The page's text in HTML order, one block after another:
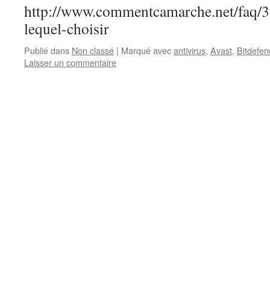
http://www.commentcamarche.net/
lequel-choisir
Publié dans Non classé | Marqué avecantivirus, Avast,
Laisser un commentaire